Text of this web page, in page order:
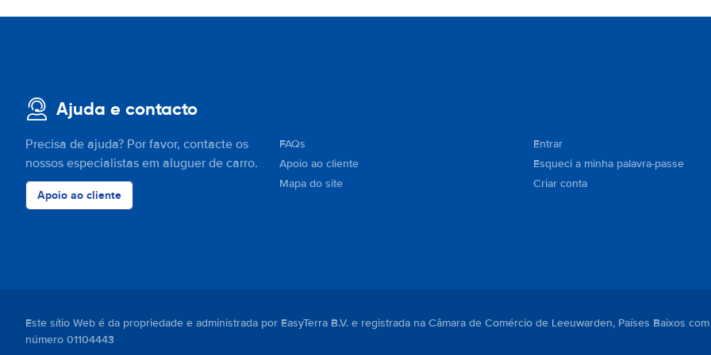
Ajuda e contacto
Precisa de ajuda? Por favor, contacte os
nossos especialistas em aluguer de carro.
Apoio ao cliente
FAQs
Apoio ao cliente
Mapa do site
Entrar
Esqueci a minha palavra-passe
Criar conta
Este sítio Web é da propriedade e administrada por EasyTerra B.V. e registrada na Câmara de Comércio de Leeuwarden, Países Baixos
número 01104443